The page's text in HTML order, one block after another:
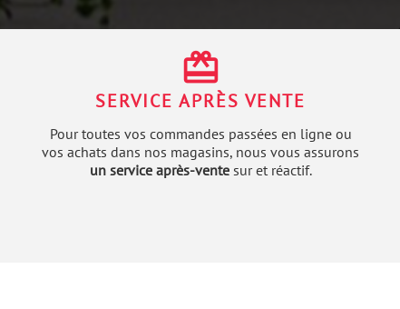
redeem
SERVICE APRÈS VENTE
Pour toutes vos commandes passées en ligne ou
vos achats dans nos magasins, nous vous assurons
un service après-ventesur et réactif.